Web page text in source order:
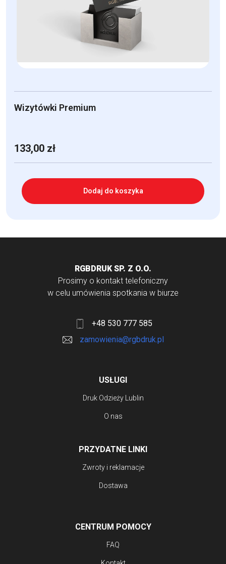
Wizytówki Premium
133,00 zł
Dodaj do koszyka
RGBDRUK SP. Z O.O.
Prosimy o kontakt telefoniczny
w celu umówienia spotkania w biurze
+48 530 777 585
zamowienia@rgbdruk.pl
USŁUGI
Druk Odzieży Lublin
O nas
PRZYDATNE LINKI
Zwroty i reklamacje
Dostawa
CENTRUM POMOCY
FAQ